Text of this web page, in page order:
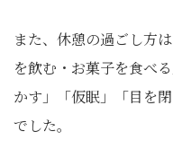
また、休憩の過ごし方
を飲む・お菓子を食べ
かす」「仮眠」「目を
でした。